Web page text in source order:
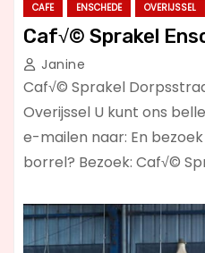
CAFE ENSCHEDE OVERIJSSEL
Caf√© Sprakel
Janine
Caf√© Sprakel
Overijssel U kunt ons
e-mailen naar: En
borrel? Bezoek: Caf√©